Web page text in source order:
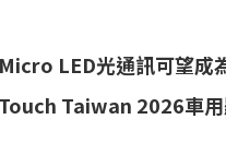
LED光通訊可望成
Taiwan 2026車